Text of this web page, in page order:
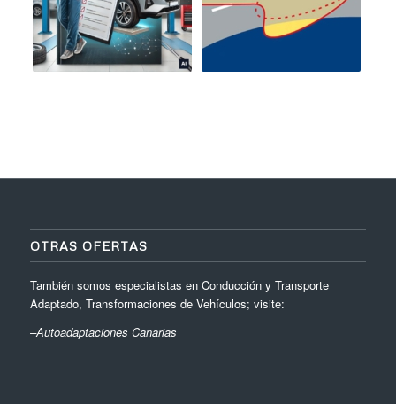
OTRAS OFERTAS
También somos especialistas en Conducción y Transporte
Adaptado, Transformaciones de Vehículos; visite:
–Autoadaptaciones Canarias